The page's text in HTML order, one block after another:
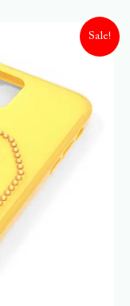
Sale!